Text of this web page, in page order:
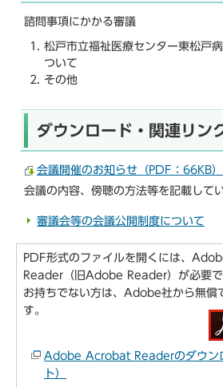
諮問事項にかかる審議
松戸市立福祉医療センター東松戸
ついて
その他
ダウンロード・関連リン
会議開催のお知らせ（PDF：66KB）
会議の内容、傍聴の方法等を記載してい
審議会等の会議公開制度について
PDF形式のファイルを開くには、
Reader（旧Adobe Reader）が必要で
お持ちでない方は、Adobe社から無償
す。
Adobe Acrobat Readerのダウン
ト）